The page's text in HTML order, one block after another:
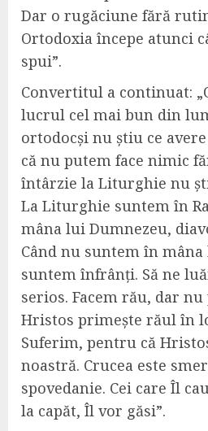
Dar o rugăciune fără
Ortodoxia începe atunci
spui”.
Convertitul a continuat:
lucrul cel mai bun din
ortodocși nu știu ce
că nu putem face nimic
întârzie la Liturghie nu
La Liturghie suntem în
mâna lui Dumnezeu,
Când nu suntem în
suntem înfrânți. Să ne
serios. Facem rău, dar
Hristos primește răul în
Suferim, pentru că
noastră. Crucea este
spovedanie. Cei care Îl
la capăt, Îl vor găsi”.